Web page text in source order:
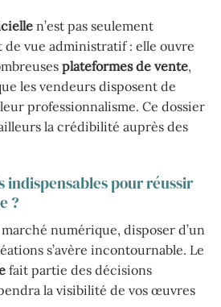
n’est pas seulement
de vue administratif : elle ouvre
plateformes de vente,
les vendeurs disposent de
professionnalisme. Ce dossier
la crédibilité auprès des
indispensables pour réussir
?
numérique, disposer d’un
s’avère incontournable. Le
fait partie des décisions
la visibilité de vos œuvres